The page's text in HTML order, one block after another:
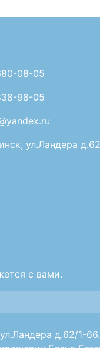
08-05
98-05
ул.Ландера
с вами.
д.62/1-66.